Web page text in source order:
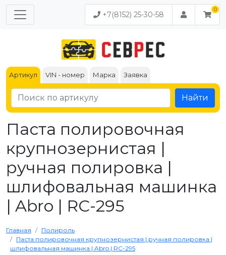
+7(8152) 25-30-58
Артикул VIN - номер Марка Заявка
Найти
Паста полировочная
крупнозернистая |
ручная полировка |
шлифовальная машинка
| Abro | RC-295
Главная
Полироль
Паста полировочная крупнозернистая | ручная полировка |
шлифовальная машинка | Abro | RC-295